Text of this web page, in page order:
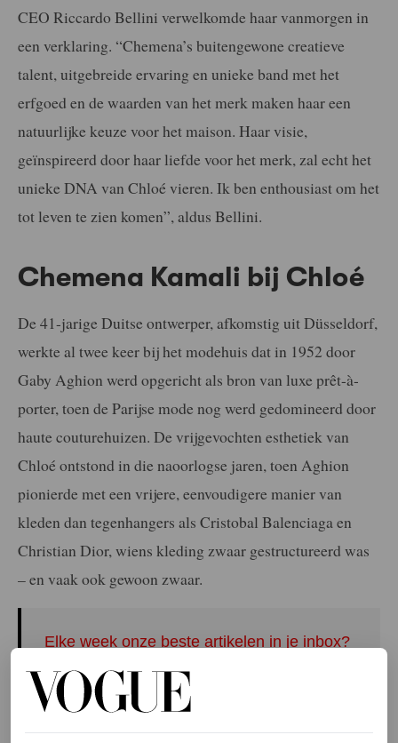
CEO Riccardo Bellini verwelkomde haar vanmorgen in
een verklaring. “Chemena’s buitengewone creatieve
talent, uitgebreide ervaring en unieke band met het
erfgoed en de waarden van het merk maken haar een
natuurlijke keuze voor het maison. Haar visie,
geïnspireerd door haar liefde voor het merk, zal echt het
unieke DNA van Chloé vieren. Ik ben enthousiast om het
tot leven te zien komen”, aldus Bellini.
Chemena Kamali bij Chloé
De 41-jarige Duitse ontwerper, afkomstig uit Düsseldorf,
werkte al twee keer bij het modehuis dat in 1952 door
Gaby Aghion werd opgericht als bron van luxe prêt-à-
porter, toen de Parijse mode nog werd gedomineerd door
haute couturehuizen. De vrijgevochten esthetiek van
Chloé ontstond in die naoorlogse jaren, toen Aghion
pionierde met een vrijere, eenvoudigere manier van
kleden dan tegenhangers als Cristobal Balenciaga en
Christian Dior, wiens kleding zwaar gestructureerd was
– en vaak ook gewoon zwaar.
Elke week onze beste artikelen in je inbox?
Schrijf je hier in voor de Vogue-nieuwsbrief.
Chemena Kamali begon haar carrière bij Chloé, waar ze